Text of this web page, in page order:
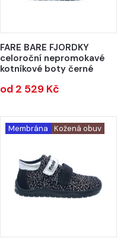
FARE BARE FJORDKY
celoroční nepromokavé
kotníkové boty černé
od 2 529 Kč
Membrána Kožená obuv